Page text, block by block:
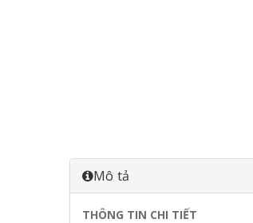
Mô tả
THÔNG TIN CHI TIẾT